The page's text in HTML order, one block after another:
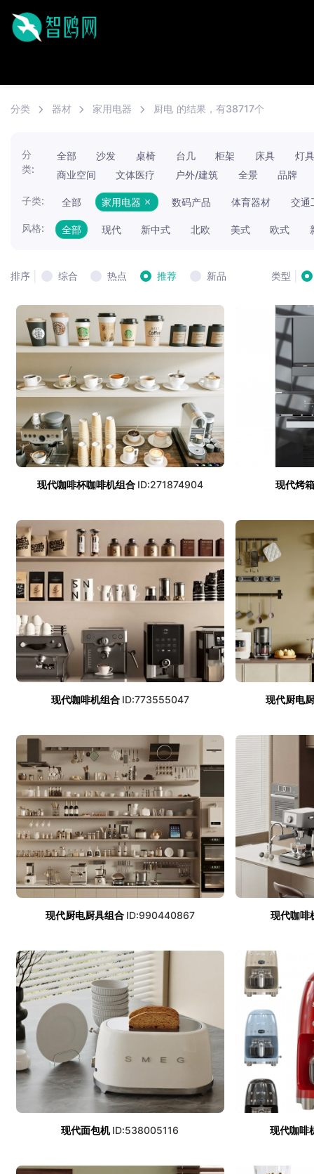
分类 器材 家用电器 厨电 的结果，有38717个
分
类:
全部 沙发 桌椅 台几 柜架 床具
灯具
商业空间
文体医疗 户外/建筑 全景 品牌
子类: 全部 家用电器 数码产品 体育器材 交通
风格: 全部 现代 新中式 北欧 美式 欧式
排序 综合 热点 推荐 新品 类型
现代咖啡杯咖啡机组合 ID:271874904 现代烤
现代咖啡机组合 ID:773555047 现代厨电
现代厨电厨具组合 ID:990440867 现代咖啡
现代面包机 ID:538005116 现代咖啡